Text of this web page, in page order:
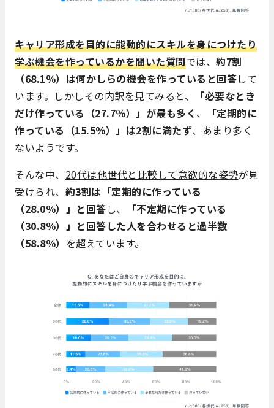
キャリア形成を目的に能動的にスキルを身につけたり
学ぶ機会を作っているかを聞いた質問では、 約7割
（68.1％）は何かしらの機会を作っていると回答して
います。しかしその内訳を見てみると、
「必要なとき
だけ作っている（27.7％）」が最も多く 、
「定期的に
作っている（15.5％）」は2割に満たず、あまり多く
ないようです。
そんな中、 20代は他世代と比較して意欲的な姿勢が見
受けられ、 約3割は「定期的に作っている
（28.0％）」と回答し、
「不定期に作っている
（30.8％）」と回答した人を合わせると過半数
（58.8％） を超えています。